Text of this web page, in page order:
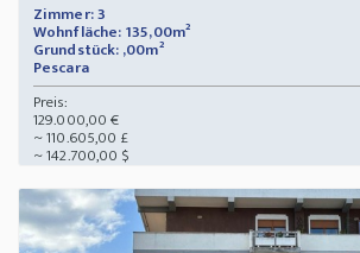
Zimmer: 3
Wohnfläche: 135,00m²
Grundstück: ,00m²
Pescara
Preis:
129.000,00 €
~ 110.605,00 £
~ 142.700,00 $